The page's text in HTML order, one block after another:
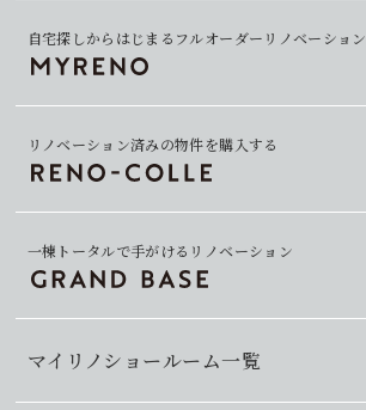
自宅探しからはじまるフルオーダーリノベーション
マイリノショールーム一覧
リノベーション済みの物件を購入する
一棟トータルで手がけるリノベーション